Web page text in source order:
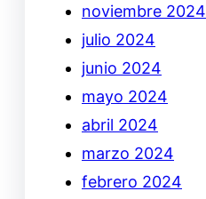
noviembre 2024
julio 2024
junio 2024
mayo 2024
abril 2024
marzo 2024
febrero 2024